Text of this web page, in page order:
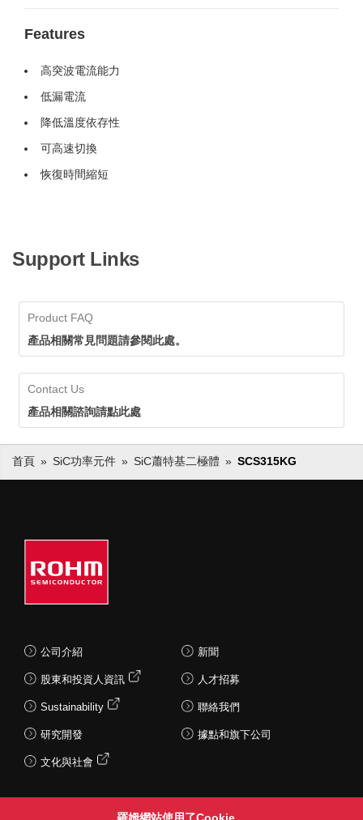
Features
高突波電流能力
低漏電流
降低溫度依存性
可高速切換
恢復時間縮短
Support Links
Product FAQ
產品相關常見問題請參閱此處。
Contact Us
產品相關諮詢請點此處
首頁 SiC功率元件 SiC蕭特基二極體 SCS315KG
公司介紹
股東和投資人資訊
Sustainability
研究開發
文化與社會
新聞
人才招募
聯絡我們
據點和旗下公司